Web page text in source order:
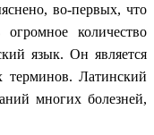
во-первых, что
огромное количество
язык. Он является
Латинский
многих болезней,